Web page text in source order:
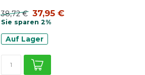
38,72 € 37,95 €
Sie sparen 2%
Auf Lager